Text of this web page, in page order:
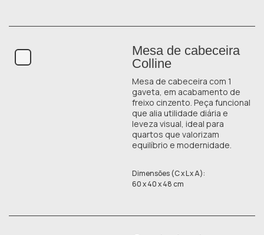
Mesa de cabeceira
Colline
Mesa de cabeceira com 1
gaveta, em acabamento de
freixo cinzento. Peça funcional
que alia utilidade diária e
leveza visual, ideal para
quartos que valorizam
equilíbrio e modernidade.
Dimensões (C x L x A):
60 x 40 x 48 cm